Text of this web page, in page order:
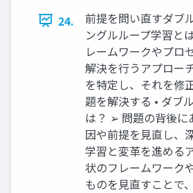
24.
前提を問い直すダブ
ングルループ学習と
レームワークやプロ
解決を行うアプロー
を特定し、それを修
題を解決する • ダブ
は？ ➢ 問題の背後に
因や前提を見直し、
学習と変革を進める
状のフレームワーク
ものを見直すことで